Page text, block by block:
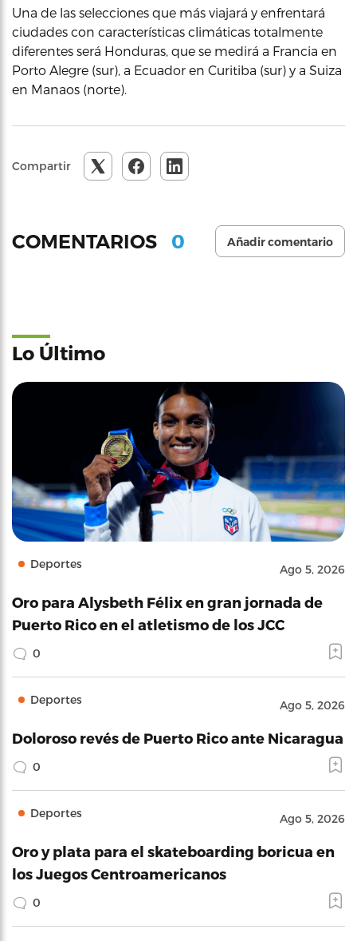
Una de las selecciones que más viajará y enfrentará
ciudades con características climáticas totalmente
diferentes será Honduras, que se medirá a Francia en
Porto Alegre (sur), a Ecuador en Curitiba (sur) y a Suiza
en Manaos (norte).
Compartir
COMENTARIOS 0 Añadir comentario
Lo Último
Deportes Ago 5, 2026
Oro para Alysbeth Félix en gran jornada de
Puerto Rico en el atletismo de los JCC
0
Deportes Ago 5, 2026
Doloroso revés de Puerto Rico ante Nicaragua
0
Deportes Ago 5, 2026
Oro y plata para el skateboarding boricua en
los Juegos Centroamericanos
0